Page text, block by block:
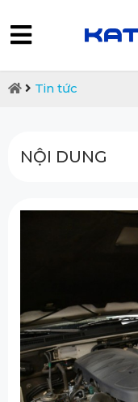
Tin tức
NỘI DUNG